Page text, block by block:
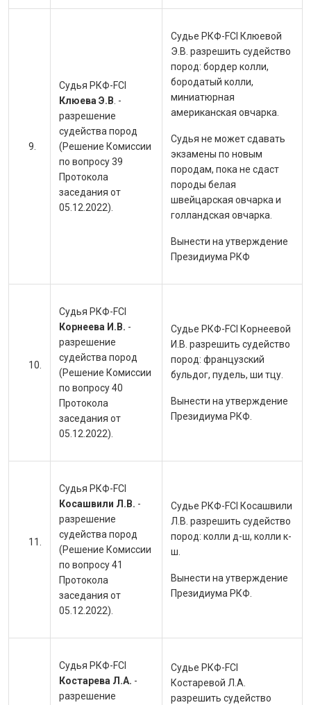
Судья РКФ-FCI
Клюева Э.В . -
разрешение
судейства пород
(Решение Комиссии
по вопросу 39
Протокола
заседания от
05.12.2022).
Судье РКФ-FCI Клюевой
Э.В. разрешить судейство
пород: бордер колли,
бородатый колли,
миниатюрная
американская овчарка.
Судья не может сдавать
экзамены по новым
породам, пока не сдаст
породы белая
швейцарская овчарка и
голландская овчарка.
Вынести на утверждение
Президиума РКФ
Судья РКФ-FCI
Корнеева И.В. -
разрешение
судейства пород
(Решение Комиссии
по вопросу 40
Протокола
заседания от
05.12.2022).
Судье РКФ-FCI Корнеевой
И.В. разрешить судейство
пород: французский
бульдог, пудель, ши тцу.
Вынести на утверждение
Президиума РКФ.
Судья РКФ-FCI
Косашвили Л.В. -
разрешение
судейства пород
(Решение Комиссии
по вопросу 41
Протокола
заседания от
05.12.2022).
Судье РКФ-FCI Косашвили
Л.В. разрешить судейство
пород: колли д-ш, колли к-
ш.
Вынести на утверждение
Президиума РКФ.
Судья РКФ-FCI
Костарева Л.А. -
разрешение
Судье РКФ-FCI
Костаревой Л.А.
разрешить судейство